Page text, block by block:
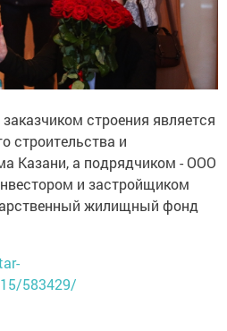
строения является
строительства и
Казани, а подрядчиком - ООО
и застройщиком
жилищный фонд
583429/